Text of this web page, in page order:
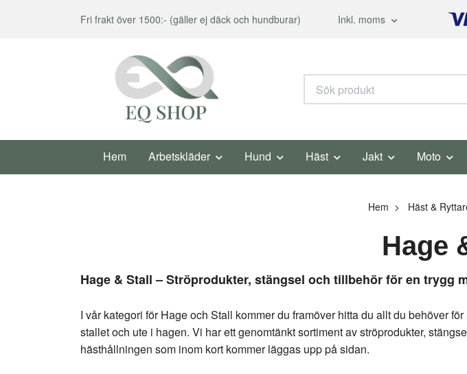
Fri frakt över 1500:- (gäller ej däck och hundburar) Inkl. moms
Hem Arbetskläder Hund Häst Jakt Moto
Hem Häst &
Hage
Hage & Stall – Ströprodukter, stängsel och tillbehör för en trygg
I vår kategori för Hage och Stall kommer du framöver hitta du allt du behöver
stallet och ute i hagen. Vi har ett genomtänkt sortiment av ströprodukter,
hästhållningen som inom kort kommer läggas upp på sidan.